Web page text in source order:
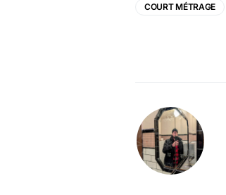
COURT MÉTRAGE